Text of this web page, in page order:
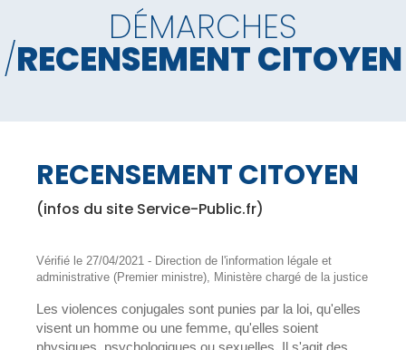
DÉMARCHES
/RECENSEMENT CITOYEN
RECENSEMENT CITOYEN
(infos du site Service-Public.fr)
Vérifié le 27/04/2021 - Direction de l'information légale et
administrative (Premier ministre), Ministère chargé de la justice
Les violences conjugales sont punies par la loi, qu'elles
visent un homme ou une femme, qu'elles soient
physiques, psychologiques ou sexuelles. Il s'agit des